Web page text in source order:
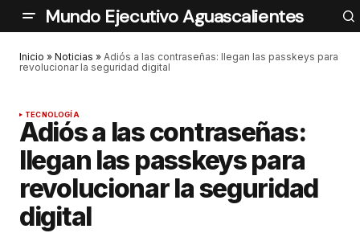
Mundo Ejecutivo Aguascalientes
Inicio » Noticias » Adiós a las contraseñas: llegan las passkeys para
revolucionar la seguridad digital
TECNOLOGÍA
Adiós a las contraseñas:
llegan las passkeys para
revolucionar la seguridad
digital